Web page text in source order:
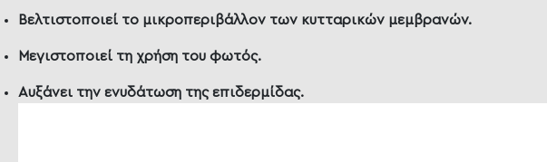
Βελτιστοποιεί το μικροπεριβάλλον των κυτταρικών μεμβρανών.
Μεγιστοποιεί τη χρήση του φωτός.
Αυξάνει την ενυδάτωση της επιδερμίδας.